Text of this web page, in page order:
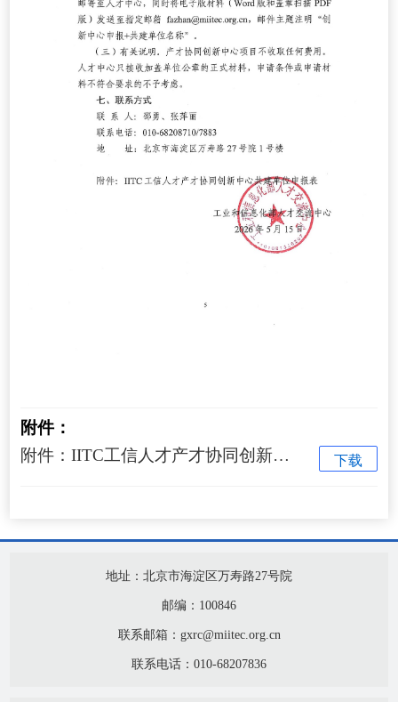
附件：
附件：IITC工信人才产才协同创新中心共建单位申报表.docx
下载
地址：北京市海淀区万寿路27号院
邮编：100846
联系邮箱：gxrc@miitec.org.cn
联系电话：010-68207836